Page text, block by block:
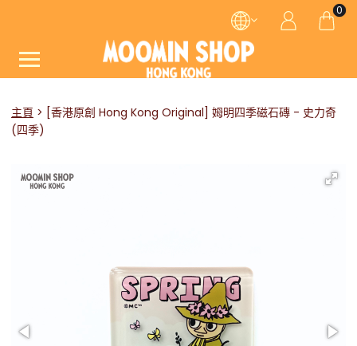
0
主頁
[香港原創 Hong Kong Original] 姆明四季磁石磚 - 史力奇
(四季)